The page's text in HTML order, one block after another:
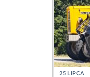
25 LIPCA